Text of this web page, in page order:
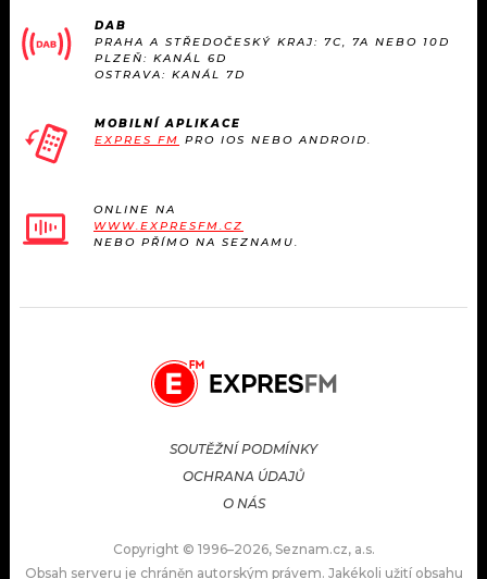
DAB
PRAHA A STŘEDOČESKÝ KRAJ: 7C, 7A NEBO 10D
PLZEŇ: KANÁL 6D
OSTRAVA: KANÁL 7D
MOBILNÍ APLIKACE
EXPRES FM PRO IOS NEBO ANDROID.
ONLINE NA
WWW.EXPRESFM.CZ
NEBO PŘÍMO NA SEZNAMU.
SOUTĚŽNÍ PODMÍNKY
OCHRANA ÚDAJŮ
O NÁS
Copyright © 1996–2026, Seznam.cz, a.s.
Obsah serveru je chráněn autorským právem. Jakékoli užití obsahu